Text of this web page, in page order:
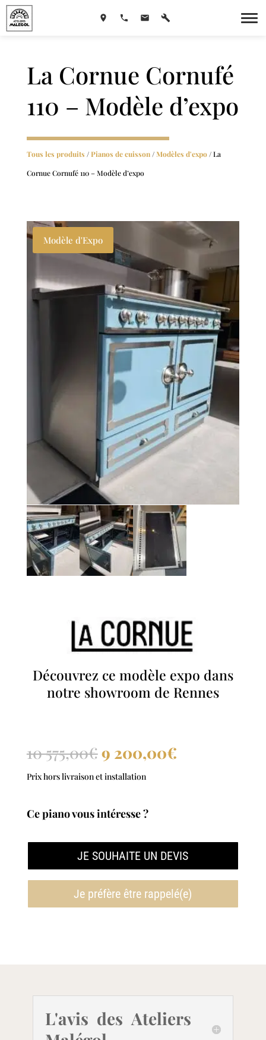
La Cornue Cornufé
110 – Modèle d’expo
Tous les produits /Pianos de cuisson/Modèles d'expo/ La
Cornue Cornufé 110 – Modèle d’expo
Modèle d'Expo
Découvrez ce modèle expo dans
notre showroom de Rennes
10 575,00€Le
prix
était :
575,00€.
9 200,00€Le
200,00€.
Prix hors livraison et installation
Ce piano vous intéresse ?
JE SOUHAITE UN DEVIS
Je préfère être rappelé(e)
L'avis des Ateliers